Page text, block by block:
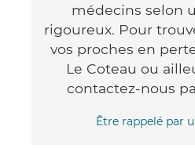
médecins selon
rigoureux. Pour
vos proches en
Le Coteau ou
contactez-nous
Être rappelé par